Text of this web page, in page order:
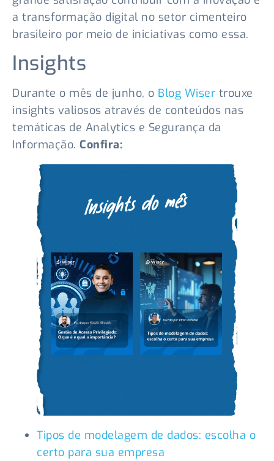
a transformação digital no setor cimenteiro
brasileiro por meio de iniciativas como essa.
Insights
Durante o mês de junho, o Blog Wiser trouxe
insights valiosos através de conteúdos nas
temáticas de Analytics e Segurança da
Informação. Confira:
Tipos de modelagem de dados: escolha o
certo para sua empresa